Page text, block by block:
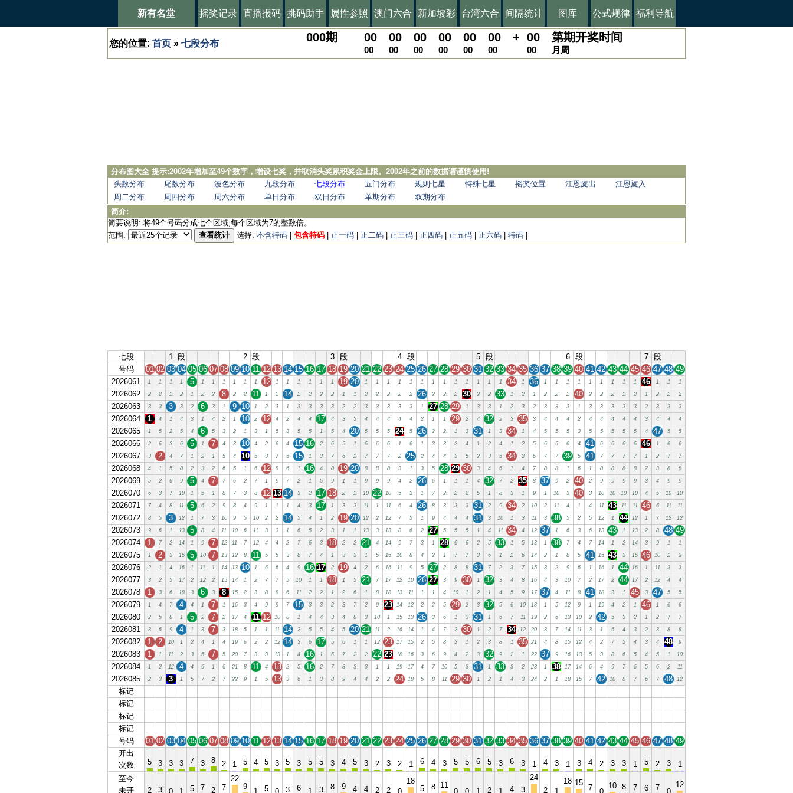
新有名堂 摇奖记录 直播报码 挑码助手 属性参照 澳门六合 新加坡彩 台湾六合 间隔统计 图库 公式规律 福利导航
您的位置: 首页 » 七段分布 000期 00 00 00 00 00 00 + 00 第期开奖时间
00 00 00 00 00 00 00 月 周
分布图大全 提示:2002年增加至49个数字，增设七奖，并取消头奖累积奖金上限。2002年之前的数据请谨慎使用!
头数分布
尾数分布 波色分布 九段分布 七段分布 五门分布 规则七星 特殊七星 摇奖位置 江恩旋出
江恩旋入
周二分布
周四分布 周六分布 单日分布 双日分布 单期分布
双期分布
简介:
简要说明: 将49个号码分成七个区域,每个区域为7的整数倍。
范围:
查看统计 选择: 不含特码 包含特码 正一码 正二码 正三码 正四码 正五码 正六码 特码
七段 1 段 2 段 3 段 4 段 5 段 6 段 7
段
号码
01 02 03 04 05 06 07 08 09 10 11 12 13 14 15 16 17 18 19 20 21 22 23 24 25 26 27 28 29 30 31 32 33 34 35 36 37 38 39 40 41 42 43 44 45 46 47 48 49
2026061
1 1 1 1 5 1 1 1 1 1 1 12 1 1 1 1 1 1 19 20 1 1 1 1 1 1 1 1 1 1 1 1 1 34 1 36 1 1 1 1 1 1 1 1 1 46 1 1 1
2026062 2 2 2 2 1 2 2 8 2 2 11 1 2 14 2 2 2 2 1 1 2 2 2 2 2 26 2 2 2 30 2 2 33 1 2 1 2 2 2 40 2 2 2 2 2 1 2 2 2
2026063 3 3 3 3 2 6 3 1 9 10 1 2 3 1 3 3 3 3 2 2 3 3 3 3 3 1 27 28 29 1 3 3 1 2 3 2 3 3 3 1 3 3 3 3 3 2 3 3 3
2026064 1 4 1 4 3 1 4 2 1 10 2 12 4 2 4 4 17 4 3 3 4 4 4 4 4 2 1 1 29 2 4 32 2 3 35 3 4 4 4 2 4 4 4 4 4 3 4 4 4
2026065 1 5 2 5 4 6 5 3 2 1 3 1 5 3 5 5 1 5 4 20 5 5 5 24 5 26 2 2 1 3 31 1 3 34 1 4 5 5 5 3 5 5 5 5 5 4 47 5 5
2026066 2 6 3 6 5 1 7 4 3 10 4 2 6 4 15 16 2 6 5 1 6 6 6 1 6 1 3 3 2 4 1 2 4 1 2 5 6 6 6 4 41 6 6 6 6 46 1 6 6
2026067 3 2 4 7 1 2 1 5 4 10 5 3 7 5 15 1 3 7 6 2 7 7 7 2 25 2 4 4 3 5 2 3 5 34 3 6 7 7 39 5 41 7 7 7 7 1 2 7 7
2026068 4 1 5 8 2 3 2 6 5 1 6 12 8 6 1 16 4 8 19 20 8 8 8 3 1 3 5 28 29 30 3 4 6 1 4 7 8 8 1 6 1 8 8 8 8 2 3 8 8
2026069 5 2 6 9 5 4 7 7 6 2 7 1 9 7 2 1 5 9 1 1 9 9 9 4 2 26 6 1 1 1 4 32 7 2 35 8 37 9 2 40 2 9 9 9 9 3 4 9 9
2026070 6 3 7 10 1 5 1 8 7 3 8 12 13 14 3 2 17 18 2 2 10 22 10 5 3 1 7 2 2 2 5 1 8 3 1 9 1 10 3 40 3 10 10 10 10 4 5 10 10
2026071 7 4 8 11 5 6 2 9 8 4 9 1 1 1 4 3 17 1 3 3 11 1 11 6 4 26 8 3 3 3 31 2 9 34 2 10 2 11 4 1 4 11 43 11 11 46 6 11 11
2026072 8 5 3 12 1 7 3 10 9 5 10 2 2 14 5 4 1 2 19 20 12 2 12 7 5 1 9 4 4 4 31 3 10 1 3 11 3 38 5 2 5 12 1 44 12 1 7 12 12
2026073 9 6 1 13 5 8 4 11 10 6 11 3 3 1 6 5 2 3 1 1 13 3 13 8 6 2 27 5 5 5 1 4 11 34 4 12 37 1 6 3 6 13 43 1 13 2 8 48 49
2026074
1 7 2 14 1 9 7 12 11 7 12 4 4 2 7 6 3 18 2 2 21 4 14 9 7 3 1 28 6 6 2 5 33 1 5 13 1 38 7 4 7 14 1 2 14 3 9 1 1
2026075 1 2 3 15 5 10 7 13 12 8 11 5 5 3 8 7 4 1 3 3 1 5 15 10 8 4 2 1 7 7 3 6 1 2 6 14 2 1 8 5 41 15 43 3 15 46 10 2 2
2026076 2 1 4 16 1 11 1 14 13 10 1 6 6 4 9 16 17 2 19 4 2 6 16 11 9 5 27 2 8 8 31 7 2 3 7 15 3 2 9 6 1 16 1 44 16 1 11 3 3
2026077 3 2 5 17 2 12 2 15 14 1 2 7 7 5 10 1 1 18 1 5 21 7 17 12 10 26 27 3 9 30 1 32 3 4 8 16 4 3 10 7 2 17 2 44 17 2 12 4 4
2026078 1 3 6 18 3 6 3 8 15 2 3 8 8 6 11 2 2 1 2 6 1 8 18 13 11 1 1 4 10 1 2 1 4 5 9 17 37 4 11 8 41 18 3 1 45 3 47 5 5
2026079 1 4 7 4 4 1 7 1 16 3 4 9 9 7 15 3 3 2 3 7 2 9 23 14 12 2 2 5 29 2 3 32 5 6 10 18 1 5 12 9 1 19 4 2 1 46 1 6 6
2026080 2 5 8 1 5 2 7 2 17 4 11 12 10 8 1 4 4 3 4 8 3 10 1 15 13 26 3 6 1 3 31 1 6 7 11 19 2 6 13 10 2 42 5 3 2 1 2 7 7
2026081 3 6 9 4 1 3 7 3 18 5 1 1 11 14 2 5 5 4 5 20 21 11 2 16 14 1 4 7 2 30 1 2 7 34 12 20 3 7 14 11 3 1 6 4 3 2 3 8 8
2026082 1 2 10 1 2 4 1 4 19 6 2 2 12 14 3 6 17 5 6 1 1 12 23 17 15 2 5 8 3 1 2 3 8 1 35 21 4 8 15 12 4 2 7 5 4 3 4 48 9
2026083 1 1 11 2 3 5 7 5 20 7 3 3 13 1 4 16 1 6 7 2 2 22 23 18 16 3 6 9 4 2 3 32 9 2 1 22 37 9 16 13 5 3 8 6 5 4 5 1 10
2026084 1 2 12 4 4 6 1 6 21 8 11 4 13 2 5 16 2 7 8 3 3 1 1 19 17 4 7 10 5 3 31 1 33 3 2 23 1 38 17 14 6 4 9 7 6 5 6 2 11
2026085 2 3 3 1 5 7 2 7 22 9 1 5 13 3 6 1 3 8 9 4 4 2 2 24 18 5 8 11 29 30 1 2 1 4 3 24 2 1 18 15 7 42 10 8 7 6 7 48 12
标记
标记
标记
标记
号码
01 02 03 04 05 06 07 08 09 10 11 12 13 14 15 16 17 18 19 20 21 22 23 24 25 26 27 28 29 30 31 32 33 34 35 36 37 38 39 40 41 42 43 44 45 46 47 48 49
开出
次数
5 3 3 3 7 3 8 2 1 5 4 5 3 5 3 5 5 3 4 5 3 2 3 2 1 6 4 3 5 5 6 5 3 6 3 1 4 3 1 3 4 2 3 3 1 5 2 3
1
至今
未开
2 3 1 5 7 2 7
22
9
1 5 3 6 1 3 8 9 4 4 2 2
18
5
8 11
1 2 1 4 3
24
2
1
18 15
7 10 8 7 6 7 12